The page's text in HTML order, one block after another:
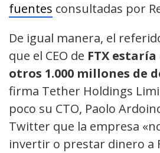
fuentes consultadas por
De igual manera, el
que el CEO de FTX
otros 1.000 millones de
firma Tether Holdings
poco su CTO, Paolo
Twitter que la empresa
invertir o prestar dinero a